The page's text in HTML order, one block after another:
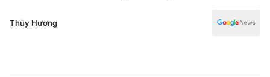
Y tế
Thùy Hương